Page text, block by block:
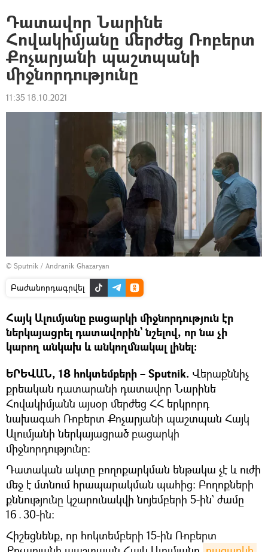
Դատավոր Նարինե
Հովակիմյանը մերժեց Ռոբերտ
Քոչարյանի պաշտպանի
միջնորդությունը
11:35 18.10.2021
© Sputnik / Andranik Ghazaryan
Բաժանորդագրվել
Հայկ Ալումյանը բացարկի միջնորդություն էր
ներկայացրել դատավորին` նշելով, որ նա չի
կարող անկախ և անկողմնակալ լինել։
ԵՐԵՎԱՆ, 18 հոկտեմբերի – Sputnik. Վերաքննիչ
քրեական դատարանի դատավոր Նարինե
Հովակիմյանն այսօր մերժեց ՀՀ երկրորդ
նախագահ Ռոբերտ Քոչարյանի պաշտպան Հայկ
Ալումյանի ներկայացրած բացարկի
միջնորդությունը։
Դատական ակտը բողոքարկման ենթակա չէ և ուժի
մեջ է մտնում հրապարակման պահից։ Բողոքների
քննությունը կշարունակվի նոյեմբերի 5-ին` ժամը
16․30-ին։
Հիշեցնենք, որ հոկտեմբերի 15-ին Ռոբերտ